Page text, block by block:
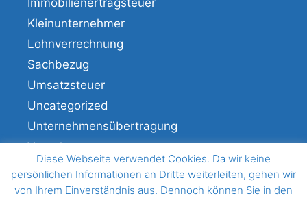
Immobilienertragsteuer
Kleinunternehmer
Lohnverrechnung
Sachbezug
Umsatzsteuer
Uncategorized
Unternehmensübertragung
Veranlagung
Verfahren
Diese Webseite verwendet Cookies. Da wir keine
persönlichen Informationen an Dritte weiterleiten, gehen wir
von Ihrem Einverständnis aus. Dennoch können Sie in den